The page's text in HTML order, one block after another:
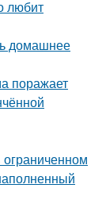
любит
домашнее
поражает
ограниченном